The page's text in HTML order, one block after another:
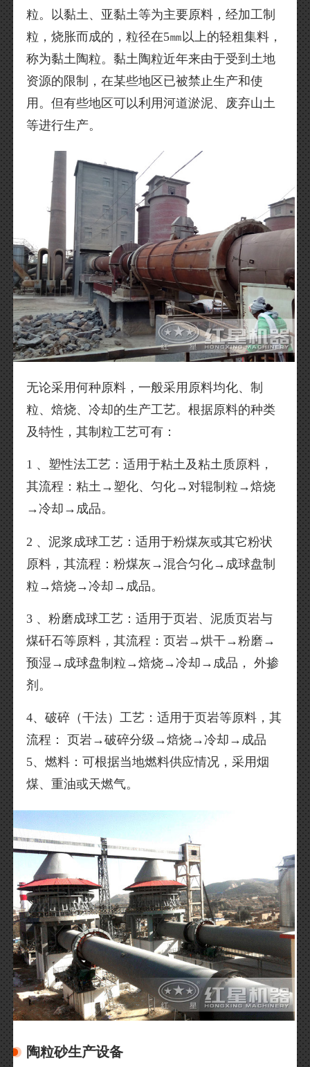
粒。以黏土、亚黏土等为主要原料，经加工制
粒，烧胀而成的，粒径在5㎜以上的轻粗集料，
称为黏土陶粒。黏土陶粒近年来由于受到土地
资源的限制，在某些地区已被禁止生产和使
用。但有些地区可以利用河道淤泥、废弃山土
等进行生产。
无论采用何种原料，一般采用原料均化、制
粒、焙烧、冷却的生产工艺。根据原料的种类
及特性，其制粒工艺可有：
1 、塑性法工艺：适用于粘土及粘土质原料，
其流程：粘土→塑化、匀化→对辊制粒→焙烧
→冷却→成品。
2 、泥浆成球工艺：适用于粉煤灰或其它粉状
原料，其流程：粉煤灰→混合匀化→成球盘制
粒→焙烧→冷却→成品。
3 、粉磨成球工艺：适用于页岩、泥质页岩与
煤矸石等原料，其流程：页岩→烘干→粉磨→
预湿→成球盘制粒→焙烧→冷却→成品， 外掺
剂。
4、破碎（干法）工艺：适用于页岩等原料，其
流程： 页岩→破碎分级→焙烧→冷却→成品
5、燃料：可根据当地燃料供应情况，采用烟
煤、重油或天燃气。
陶粒砂生产设备